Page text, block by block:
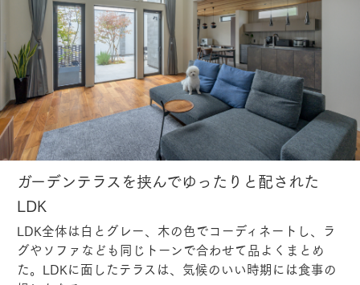
ガーデンテラスを挟んでゆったりと配された
LDK
LDK全体は白とグレー、木の色でコーディネートし、ラ
グやソファなども同じトーンで合わせて品よくまとめ
た。LDKに面したテラスは、気候のいい時期には食事の